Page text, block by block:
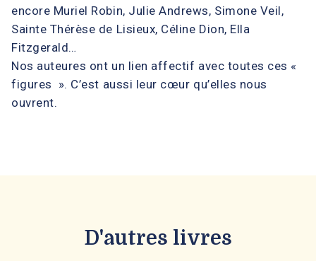
encore Muriel Robin, Julie Andrews, Simone Veil,
Sainte Thérèse de Lisieux, Céline Dion, Ella
Fitzgerald…
Nos auteures ont un lien affectif avec toutes ces «
figures ». C’est aussi leur cœur qu’elles nous
ouvrent.
D'autres livres